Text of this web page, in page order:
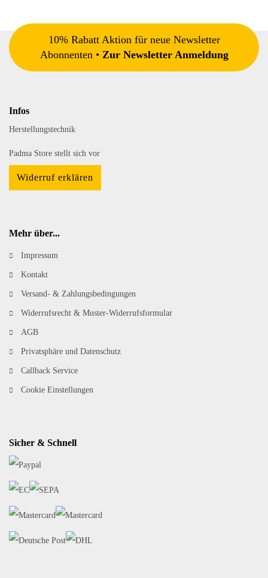
10% Rabatt Aktion für neue Newsletter
Abonnenten • Zur Newsletter Anmeldung
Infos
Herstellungstechnik
Padma Store stellt sich vor
Widerruf erklären
Mehr über...
Impressum
Kontakt
Versand- & Zahlungsbedingungen
Widerrufsrecht & Muster-Widerrufsformular
AGB
Privatsphäre und Datenschutz
Callback Service
Cookie Einstellungen
Sicher & Schnell